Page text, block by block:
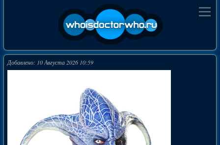
Добавлено: 10 Августа 2026 10:59